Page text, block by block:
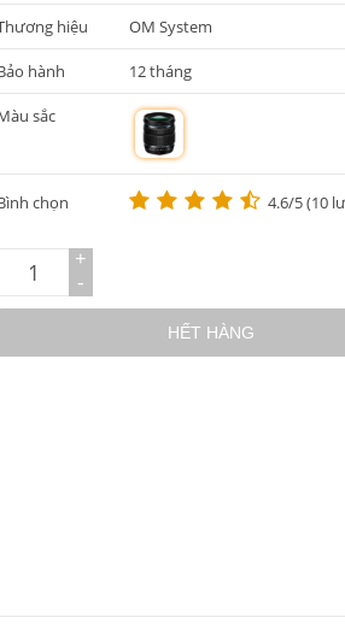
hiệu OM System
hành 12 tháng
sắc
m
chọn 4.6/5 (10
+
-
HẾT HÀNG